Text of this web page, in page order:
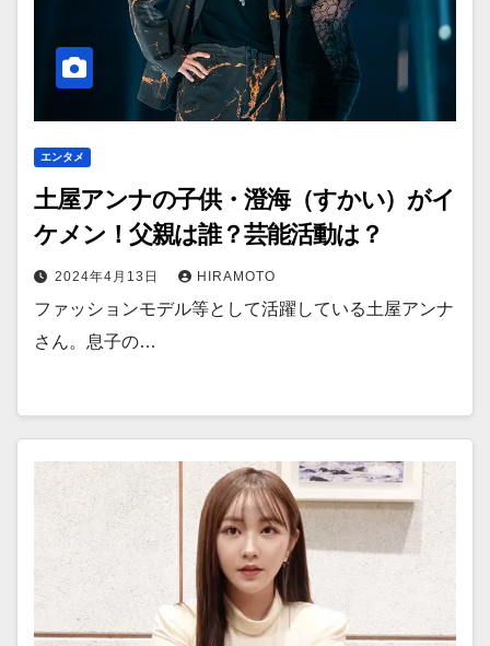
エンタメ
土屋アンナの子供・澄海（すかい）がイ
ケメン！父親は誰？芸能活動は？
2024年4月13日 HIRAMOTO
ファッションモデル等として活躍している土屋アンナ
さん。息子の…